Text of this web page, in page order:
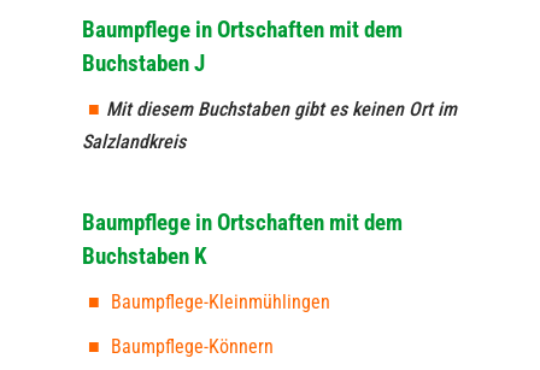
Baumpflege in Ortschaften mit dem
Buchstaben J
Mit diesem Buchstaben gibt es keinen Ort im
Salzlandkreis
Baumpflege in Ortschaften mit dem
Buchstaben K
Baumpflege-Kleinmühlingen
Baumpflege-Könnern